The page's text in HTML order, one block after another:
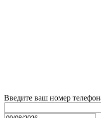
Введите ваш номер